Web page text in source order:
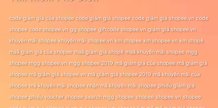
code giảm giá của shopee code giảm giá shopee code giảm giá shopee.vn code
shopee code shopee.vn gg shopee giftcode shopee.vn giảm giá shopee.vn
khuyến mãi shopee khuyến mãi shopee.vn km shopee km shopee vn km shopê
maã giảm giá của shopee maã giảm giá shopê maã khuyến mãi shopee mgg
shopee mgg shopee.vn mgg shopee 2019 mã giảm giá của shopee mã giảm giá
shopee mã giảm giá shopee.vn mã giảm giá shopee 2019 mã khuyến mãi của
shopee mã khuyến mãi shopee nhận mã khuyến mãi shopee phiếu giảm giá
shopee phiếu voucher shopee search mgg shopee shopee shopee.vn shopee